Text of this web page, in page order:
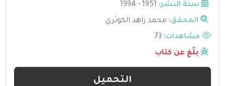
سنة النشر: 1951 - 1994
المحقق: محمد زاهد الكوثري
مشاهدات:
بلّغ عن كتاب
التحميل